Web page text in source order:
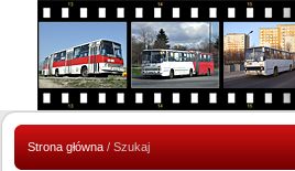
Strona główna / Szukaj